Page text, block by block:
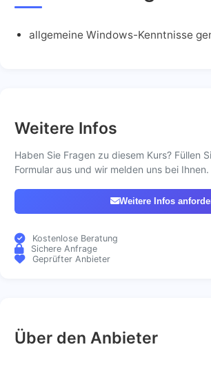
allgemeine Windows-Kenntnisse
Weitere Infos
Haben Sie Fragen zu diesem Kurs? Füllen
Formular aus und wir melden uns bei Ihnen.
Weitere Infos
Kostenlose Beratung
Sichere Anfrage
Geprüfter Anbieter
Über den Anbieter